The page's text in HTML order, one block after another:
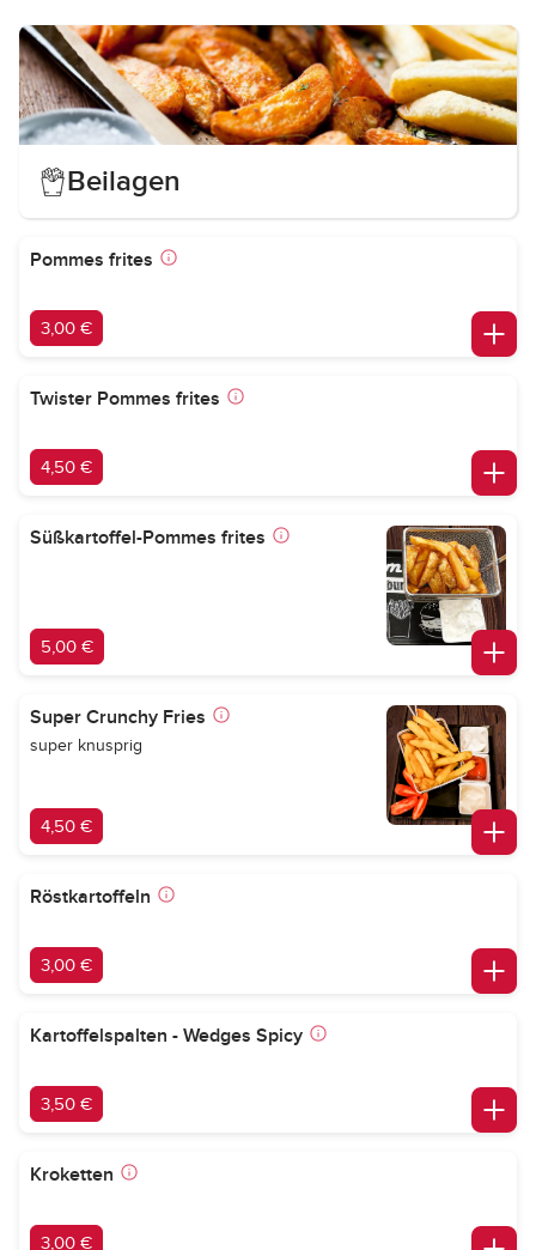
Beilagen
Pommes frites
3,00 €
Twister Pommes frites
4,50 €
Süßkartoffel-Pommes frites
5,00 €
Super Crunchy Fries
super knusprig
4,50 €
Röstkartoffeln
3,00 €
Kartoffelspalten - Wedges Spicy
3,50 €
Kroketten
3,00 €